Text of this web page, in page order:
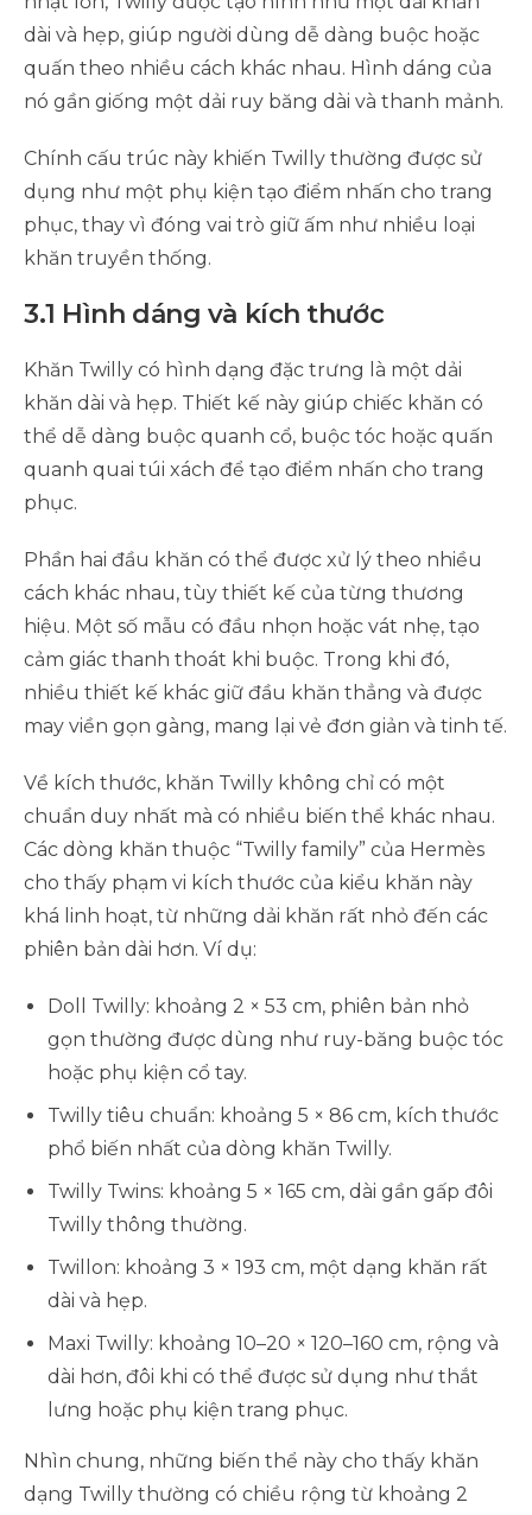
dài và hẹp, giúp người dùng dễ dàng buộc hoặc
quấn theo nhiều cách khác nhau. Hình dáng của
nó gần giống một dải ruy băng dài và thanh mảnh.
Chính cấu trúc này khiến Twilly thường được sử
dụng như một phụ kiện tạo điểm nhấn cho trang
phục, thay vì đóng vai trò giữ ấm như nhiều loại
khăn truyền thống.
3.1 Hình dáng và kích thước
Khăn Twilly có hình dạng đặc trưng là một dải
khăn dài và hẹp. Thiết kế này giúp chiếc khăn có
thể dễ dàng buộc quanh cổ, buộc tóc hoặc quấn
quanh quai túi xách để tạo điểm nhấn cho trang
phục.
Phần hai đầu khăn có thể được xử lý theo nhiều
cách khác nhau, tùy thiết kế của từng thương
hiệu. Một số mẫu có đầu nhọn hoặc vát nhẹ, tạo
cảm giác thanh thoát khi buộc. Trong khi đó,
nhiều thiết kế khác giữ đầu khăn thẳng và được
may viền gọn gàng, mang lại vẻ đơn giản và tinh tế.
Về kích thước, khăn Twilly không chỉ có một
chuẩn duy nhất mà có nhiều biến thể khác nhau.
Các dòng khăn thuộc “Twilly family” của Hermès
cho thấy phạm vi kích thước của kiểu khăn này
khá linh hoạt, từ những dải khăn rất nhỏ đến các
phiên bản dài hơn. Ví dụ:
Doll Twilly: khoảng 2 × 53 cm, phiên bản nhỏ
gọn thường được dùng như ruy-băng buộc tóc
hoặc phụ kiện cổ tay.
Twilly tiêu chuẩn: khoảng 5 × 86 cm, kích thước
phổ biến nhất của dòng khăn Twilly.
Twilly Twins: khoảng 5 × 165 cm, dài gần gấp đôi
Twilly thông thường.
Twillon: khoảng 3 × 193 cm, một dạng khăn rất
dài và hẹp.
Maxi Twilly: khoảng 10–20 × 120–160 cm, rộng và
dài hơn, đôi khi có thể được sử dụng như thắt
lưng hoặc phụ kiện trang phục.
Nhìn chung, những biến thể này cho thấy khăn
dạng Twilly thường có chiều rộng từ khoảng 2